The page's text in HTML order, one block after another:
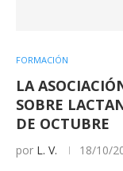
FORMACIÓN
LA
SOBRE
DE OCTUBRE
por L. V. 18/10/